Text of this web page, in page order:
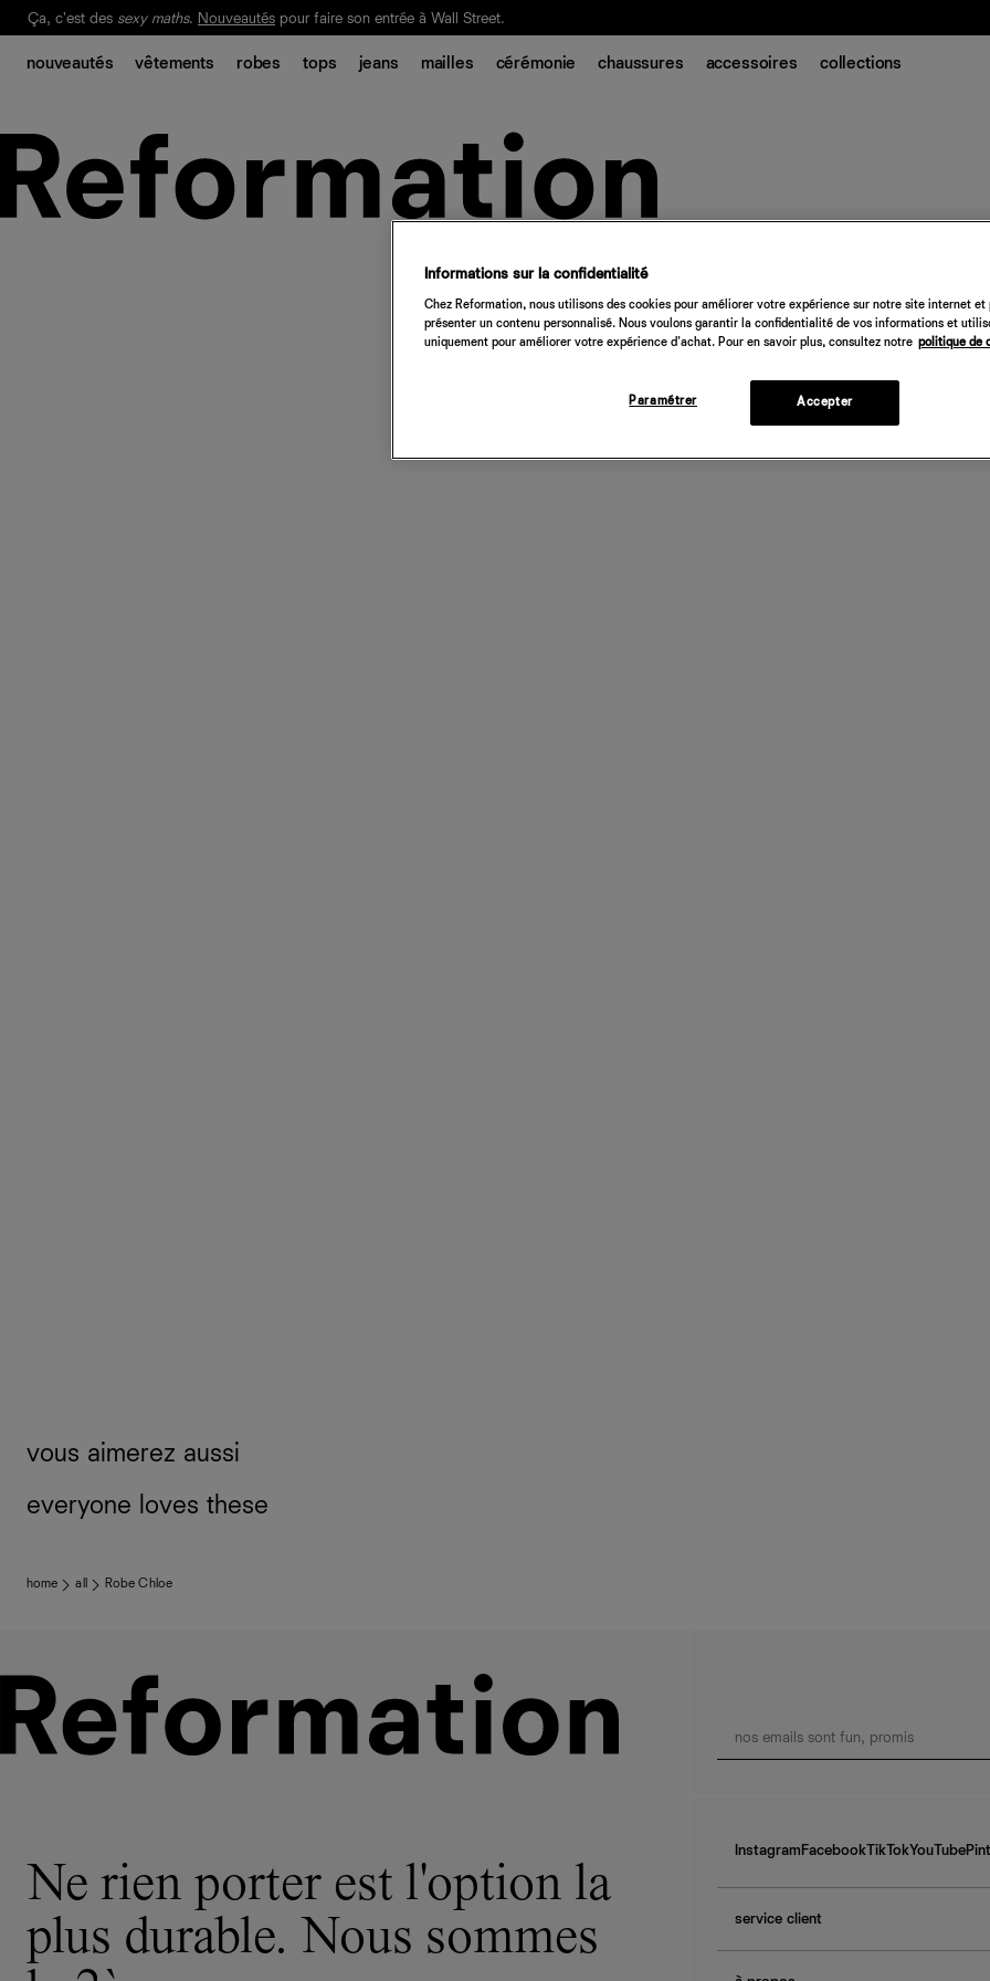
Notre Bilan Responsable 2025 est ici. Lisez-le
Ça, c'est des sexy maths. Nouveautés pour faire son entrée à Wall Street.
nouveautés vêtements robes tops jeans mailles cérémonie chaussures accessoires collections
vous aimerez aussi
everyone loves these
home all Robe Chloe
Ne rien porter est l'option la
plus durable. Nous sommes
Instagram FacebookTikTokYouTube
service client
Informations sur la confidentialité
Chez Reformation, nous utilisons des cookies pour améliorer votre expérience sur notre site internet et
présenter un contenu personnalisé. Nous voulons garantir la confidentialité de vos informations et
uniquement pour améliorer votre expérience d'achat. Pour en savoir plus, consultez notre politique de
Paramétrer Accepter